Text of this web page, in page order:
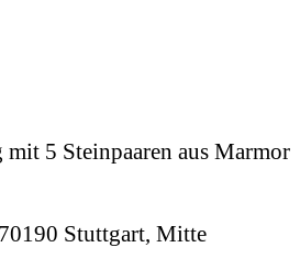
mit 5 Steinpaaren aus Marmor
Stuttgart, Mitte